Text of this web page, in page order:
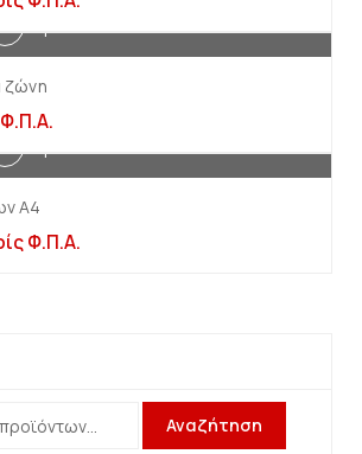
ζώνη
Α4
Φ.Π.Α.
Αναζήτηση